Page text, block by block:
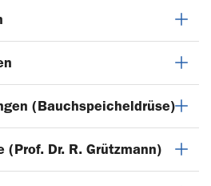
(Bauchspeicheldrüse)
Dr. R. Grützmann)